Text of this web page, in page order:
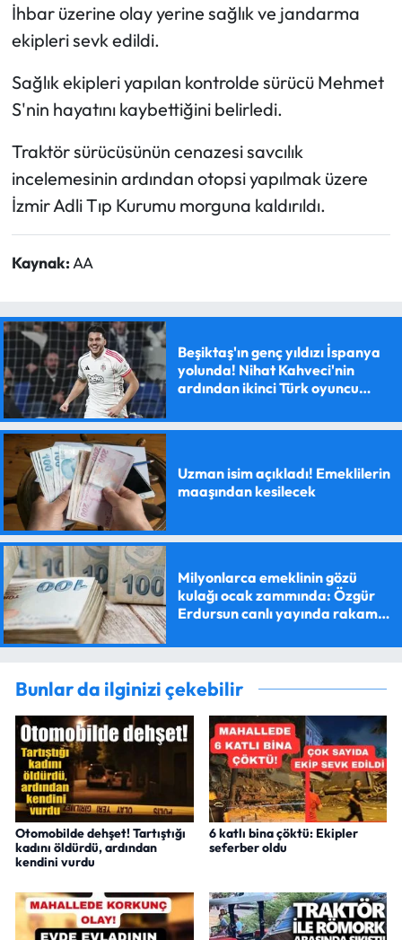
İhbar üzerine olay yerine sağlık ve jandarma
ekipleri sevk edildi.
Sağlık ekipleri yapılan kontrolde sürücü Mehmet
S'nin hayatını kaybettiğini belirledi.
Traktör sürücüsünün cenazesi savcılık
incelemesinin ardından otopsi yapılmak üzere
İzmir Adli Tıp Kurumu morguna kaldırıldı.
Kaynak: AA
Beşiktaş'ın genç yıldızı İspanya
yolunda! Nihat Kahveci'nin
ardından ikinci Türk oyuncu
Uzman isim açıkladı! Emeklilerin
maaşından kesilecek
Milyonlarca emeklinin gözü
kulağı ocak zammında: Özgür
Erdursun canlı yayında rakam
Bunlar da ilginizi çekebilir
Otomobilde dehşet! Tartıştığı
kadını öldürdü, ardından
kendini vurdu
6 katlı bina çöktü: Ekipler
seferber oldu